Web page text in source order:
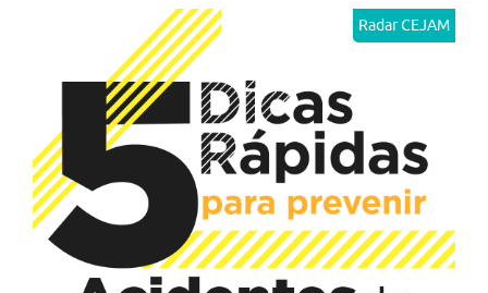
Radar CEJAM